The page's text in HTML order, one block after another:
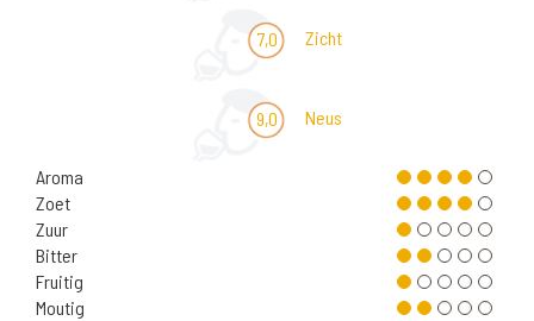
7,0 Zicht
9,0 Neus
Aroma
Zoet
Zuur
Bitter
Fruitig
Moutig